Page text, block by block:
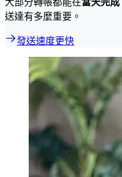
送達有多麼重要。
發送速度更快